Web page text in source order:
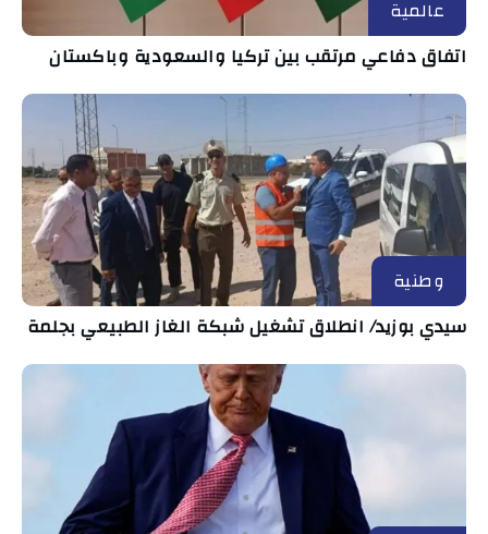
عالمية
اتفاق دفاعي مرتقب بين تركيا والسعودية وباكستان
وطنية
سيدي بوزيد/ انطلاق تشغيل شبكة الغاز الطبيعي بجلمة